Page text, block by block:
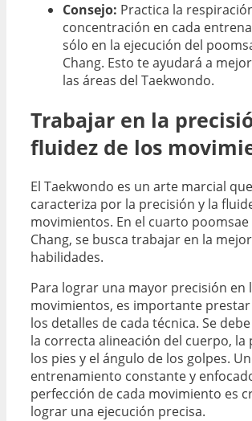
Consejo: Practica la
concentración en cada
sólo en la ejecución del
Chang. Esto te ayudará a
las áreas del Taekwondo.
Trabajar en la
fluidez de los
El Taekwondo es un arte marcial
caracteriza por la precisión y la
movimientos. En el cuarto poomsae
Chang, se busca trabajar en la
habilidades.
Para lograr una mayor precisión en
movimientos, es importante
los detalles de cada técnica. Se
la correcta alineación del cuerpo, la
los pies y el ángulo de los golpes. Un
entrenamiento constante y
perfección de cada movimiento es
lograr una ejecución precisa.